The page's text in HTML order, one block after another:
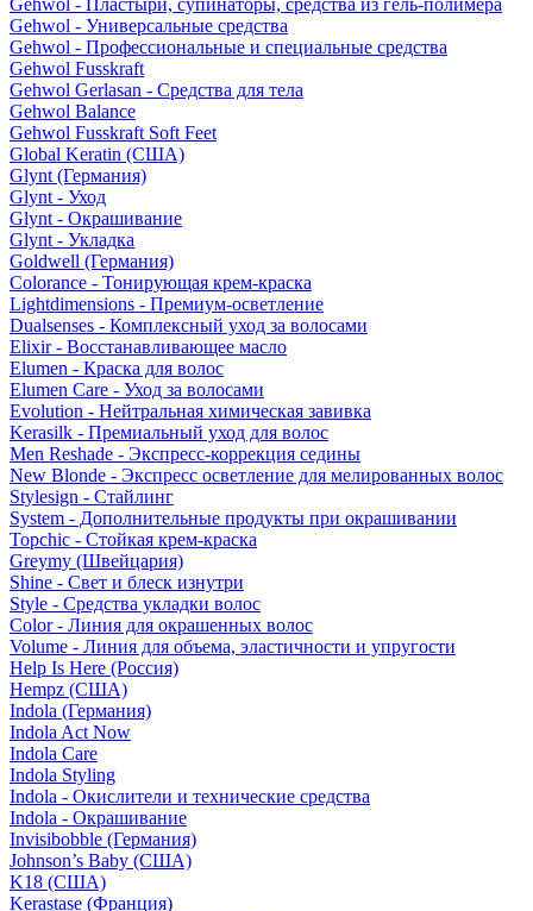
Gehwol - Пластыри, супинаторы, средства из гель-полимера
Gehwol - Универсальные средства
Gehwol - Профессиональные и специальные средства
Gehwol Fusskraft
Gehwol Gerlasan - Средства для тела
Gehwol Balance
Gehwol Fusskraft Soft Feet
Global Keratin (США)
Glynt (Германия)
Glynt - Уход
Glynt - Окрашивание
Glynt - Укладка
Goldwell (Германия)
Colorance - Тонирующая крем-краска
Lightdimensions - Премиум-осветление
Dualsenses - Комплексный уход за волосами
Elixir - Восстанавливающее масло
Elumen - Краска для волос
Elumen Care - Уход за волосами
Evolution - Нейтральная химическая завивка
Kerasilk - Премиальный уход для волос
Men Reshade - Экспресс-коррекция седины
New Blonde - Экспресс осветление для мелированных волос
Stylesign - Стайлинг
System - Дополнительные продукты при окрашивании
Topchic - Стойкая крем-краска
Greymy (Швейцария)
Shine - Свет и блеск изнутри
Style - Средства укладки волос
Color - Линия для окрашенных волос
Volume - Линия для объема, эластичности и упругости
Help Is Here (Россия)
Hempz (США)
Indola (Германия)
Indola Act Now
Indola Care
Indola Styling
Indola - Окислители и технические средства
Indola - Окрашивание
Invisibobble (Германия)
Johnson’s Baby (США)
K18 (США)
Kerastase (Франция)